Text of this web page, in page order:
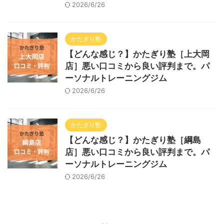
2026/6/26
かたぎり塾
【どんな感じ？】かたぎり塾［上大岡
店］悪い口コミから良い評判まで。パ
ーソナルトレーニングジム
2026/6/26
かたぎり塾
【どんな感じ？】かたぎり塾［綱島
店］悪い口コミから良い評判まで。パ
ーソナルトレーニングジム
2026/6/26